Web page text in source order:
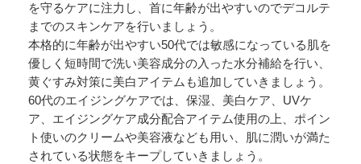
を守るケアに注力し、首に年齢が出やすいのでデコルテ
までのスキンケアを行いましょう。
本格的に年齢が出やすい50代では敏感になっている肌を
優しく短時間で洗い美容成分の入った水分補給を行い、
黄ぐすみ対策に美白アイテムも追加していきましょう。
60代のエイジングケアでは、保湿、美白ケア、UVケ
ア、エイジングケア成分配合アイテム使用の上、ポイン
ト使いのクリームや美容液なども用い、肌に潤いが満た
されている状態をキープしていきましょう。